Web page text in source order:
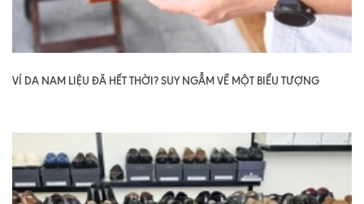
VÍ DA NAM LIỆU ĐÃ HẾT THỜI? SUY NGẪM VỀ MỘT BIỂU TƯỢNG